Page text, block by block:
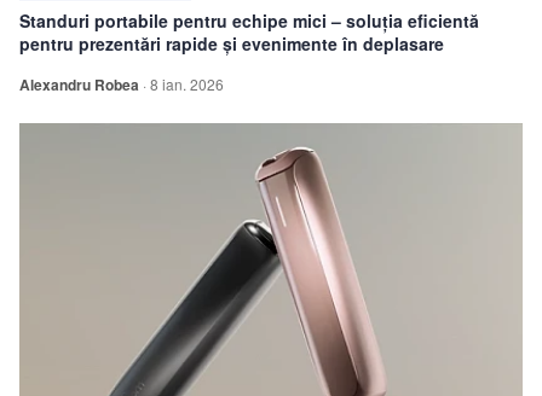
Standuri portabile pentru echipe mici – soluția eficientă
pentru prezentări rapide și evenimente în deplasare
Alexandru Robea · 8 ian. 2026